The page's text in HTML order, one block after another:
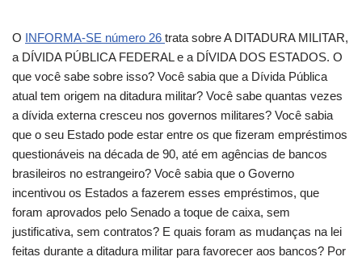
O INFORMA-SE número 26 trata sobre A DITADURA MILITAR,
a DÍVIDA PÚBLICA FEDERAL e a DÍVIDA DOS ESTADOS. O
que você sabe sobre isso? Você sabia que a Dívida Pública
atual tem origem na ditadura militar? Você sabe quantas vezes
a dívida externa cresceu nos governos militares? Você sabia
que o seu Estado pode estar entre os que fizeram empréstimos
questionáveis na década de 90, até em agências de bancos
brasileiros no estrangeiro? Você sabia que o Governo
incentivou os Estados a fazerem esses empréstimos, que
foram aprovados pelo Senado a toque de caixa, sem
justificativa, sem contratos? E quais foram as mudanças na lei
feitas durante a ditadura militar para favorecer aos bancos? Por